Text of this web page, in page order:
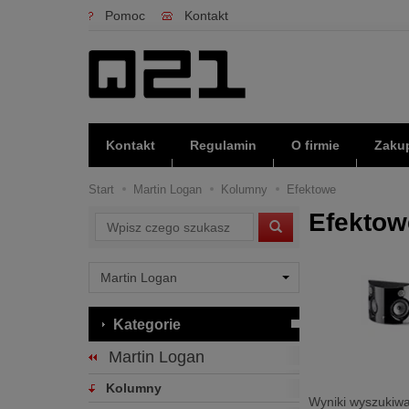
Pomoc Kontakt
Kontakt Regulamin O firmie
Start Martin Logan Kolumny Efektowe
Wyniki
Wyszukaj
Kategorie
Martin Logan
Kolumny